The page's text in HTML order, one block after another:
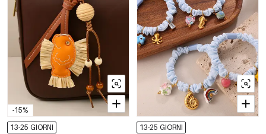
-15%
13-25 GIORNI 13-25 GIORNI